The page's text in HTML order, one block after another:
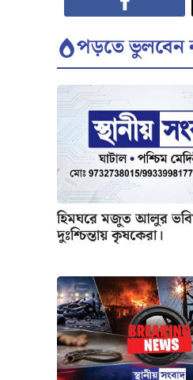
পড়তে ভুলবেন
হিমঘরে মজুত আলুর
দুঃশ্চিন্তায় কৃষকেরা।